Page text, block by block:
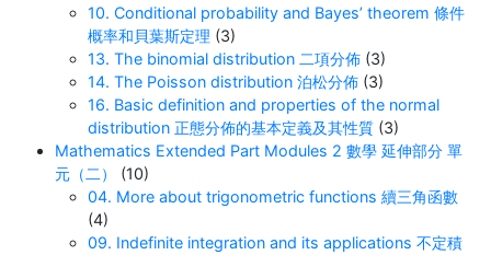
10. Conditional probability and Bayes’ theorem 條件
概率和貝葉斯定理 (3)
13. The binomial distribution 二項分佈 (3)
14. The Poisson distribution 泊松分佈 (3)
16. Basic definition and properties of the normal
distribution 正態分佈的基本定義及其性質 (3)
Mathematics Extended Part Modules 2 數學 延伸部分 單
元（二）
(10)
04. More about trigonometric functions 續三角函數
(4)
09. Indefinite integration and its applications 不定積